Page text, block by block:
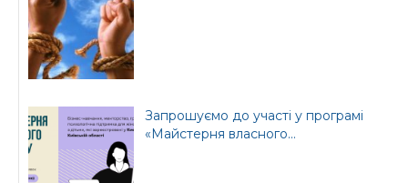
Запрошуємо до участі у програмі
«Майстерня власного...